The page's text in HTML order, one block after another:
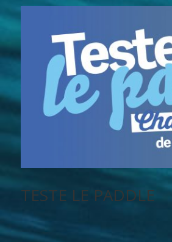
TESTE LE PADDLE